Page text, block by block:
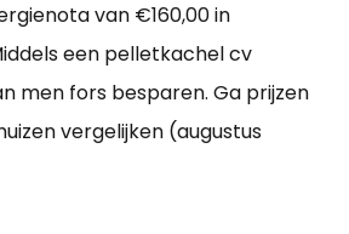
van €160,00 in
een pelletkachel cv
men fors besparen. Ga prijzen
vergelijken (augustus